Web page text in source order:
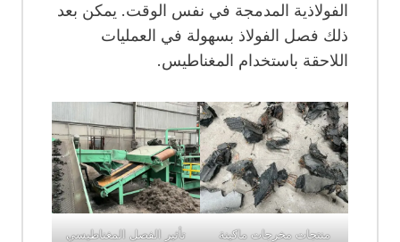
الفولاذية المدمجة في نفس الوقت. يمكن بعد
ذلك فصل الفولاذ بسهولة في العمليات
اللاحقة باستخدام المغناطيس.
منتجات مخرجات ماكينة
تأثير الفصل المغناطيسي